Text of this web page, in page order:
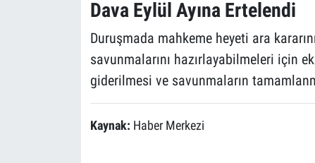
Dava Eylül Ayına Ertelendi
Duruşmada mahkeme heyeti ara
savunmalarını hazırlayabilmeleri için
giderilmesi ve savunmaların
Kaynak: Haber Merkezi